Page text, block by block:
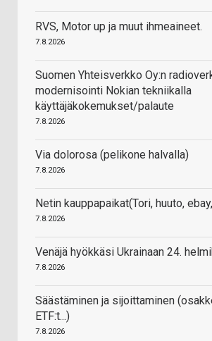
RVS, Motor up ja muut ihmeaineet.
7.8.2026
Suomen Yhteisverkko Oy:n
modernisointi Nokian tekniikalla
käyttäjäkokemukset/palaute
7.8.2026
Via dolorosa (pelikone halvalla)
7.8.2026
Netin kauppapaikat(Tori, huuto,
7.8.2026
Venäjä hyökkäsi Ukrainaan 24.
7.8.2026
Säästäminen ja sijoittaminen
ETF:t...)
7.8.2026